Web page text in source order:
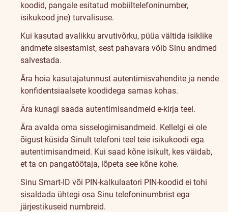
koodid, pangale esitatud mobiiltelefoninumber,
isikukood jne) turvalisuse.
Kui kasutad avalikku arvutivõrku, püüa vältida isiklike
andmete sisestamist, sest pahavara võib Sinu andmed
salvestada.
Ära hoia kasutajatunnust autentimisvahendite ja nende
konfidentsiaalsete koodidega samas kohas.
Ära kunagi saada autentimisandmeid e-kirja teel.
Ära avalda oma sisselogimisandmeid. Kellelgi ei ole
õigust küsida Sinult telefoni teel teie isikukoodi ega
autentimisandmeid. Kui saad kõne isikult, kes väidab,
et ta on pangatöötaja, lõpeta see kõne kohe.
Sinu Smart-ID või PIN-kalkulaatori PIN-koodid ei tohi
sisaldada ühtegi osa Sinu telefoninumbrist ega
järjestikuseid numbreid.